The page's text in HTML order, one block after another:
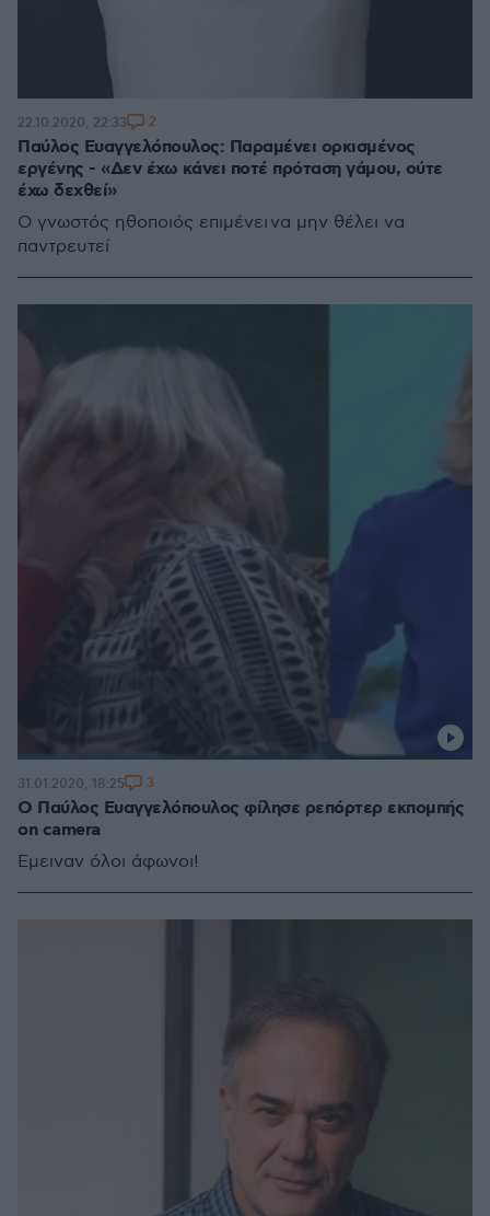
Παύλος Ευαγγελόπουλος: Παραμένει ορκισμένος
εργένης - «Δεν έχω κάνει ποτέ πρόταση γάμου, ούτε
έχω δεχθεί»
Ο γνωστός ηθοποιός επιμένει να μην θέλει να
παντρευτεί
22.10.2020, 22:33 2
Ο Παύλος Ευαγγελόπουλος φίλησε ρεπόρτερ εκπομπής
on camera
Έμειναν όλοι άφωνοι!
31.01.2020, 18:25 3